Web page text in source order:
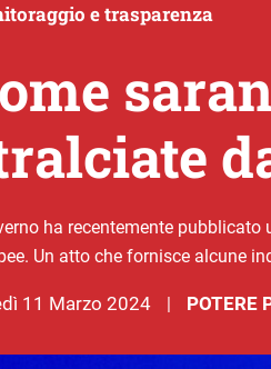
e trasparenza
ha recentemente
Un atto che fornisce alcune
11 Marzo 2024 | POTERE